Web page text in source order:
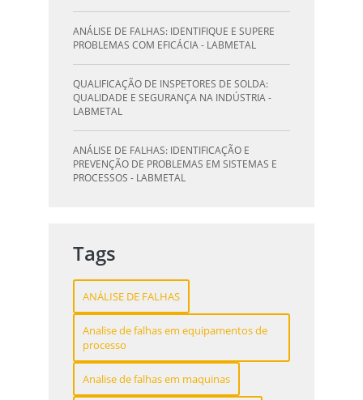
ANÁLISE DE FALHAS: IDENTIFIQUE E SUPERE
PROBLEMAS COM EFICÁCIA - LABMETAL
QUALIFICAÇÃO DE INSPETORES DE SOLDA:
QUALIDADE E SEGURANÇA NA INDÚSTRIA -
LABMETAL
ANÁLISE DE FALHAS: IDENTIFICAÇÃO E
PREVENÇÃO DE PROBLEMAS EM SISTEMAS E
PROCESSOS - LABMETAL
QUALIFICAÇÃO DE SOLDADORES: PILAR DO
SUCESSO NA INDÚSTRIA METALÚRGICA -
LABMETAL
QUALIFICAÇÃO DE INSPETORES DE SOLDA:
DESTAQUE-SE NA INDÚSTRIA - LABMETAL
O QUE UM LABORATÓRIO DE ANÁLISE QUÍMICA
Tags
ANÁLISE DE FALHAS
Analise de falhas em equipamentos de
processo
Analise de falhas em maquinas